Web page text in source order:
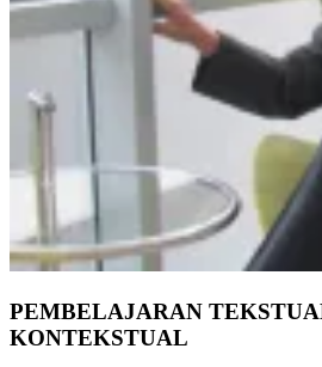
PEMBELAJARAN
KONTEKSTUAL